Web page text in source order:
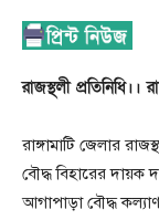
রাজস্থলী প্রতিনিধি।।
রাঙ্গামাটি জেলার
বৌদ্ধ বিহারের দায়ক
আগাপাড়া বৌদ্ধ